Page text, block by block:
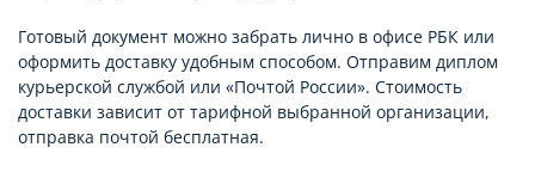
Готовый документ можно забрать лично в офисе РБК или
оформить доставку удобным способом. Отправим диплом
курьерской службой или «Почтой России». Стоимость
доставки зависит от тарифной выбранной организации,
отправка почтой бесплатная.